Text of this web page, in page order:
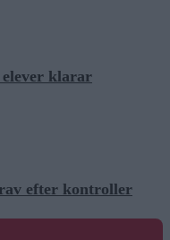
klarar
efter kontroller